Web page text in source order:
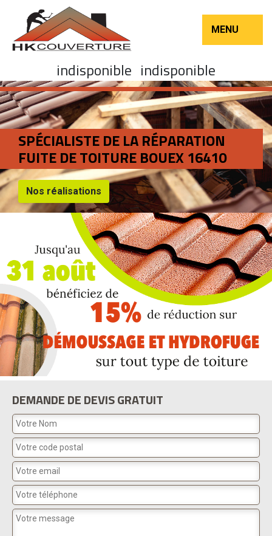
MENU
indisponible indisponible
SPÉCIALISTE DE LA RÉPARATION
FUITE DE TOITURE BOUEX 16410
Nos réalisations
DEMANDE DE DEVIS GRATUIT